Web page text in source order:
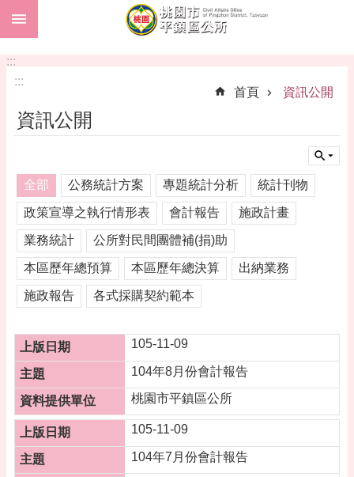
跳到主要內容區塊
進
階
本
區
介
紹
訊
告
便
民
資
訊
機
:::
:::
首頁
資訊公開
資訊公開
全部 公務統計方案 專題統計分析 統計刊物
政策宣導之執行情形表 會計報告 施政計畫
業務統計 公所對民間團體補(捐)助
本區歷年總預算 本區歷年總決算 出納業務
施政報告 各式採購契約範本
105-11-09
104年8月份會計報告
桃園市平鎮區公所
105-11-09
104年7月份會計報告